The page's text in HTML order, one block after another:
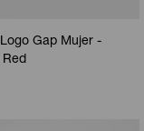
Gap Mujer -
Red